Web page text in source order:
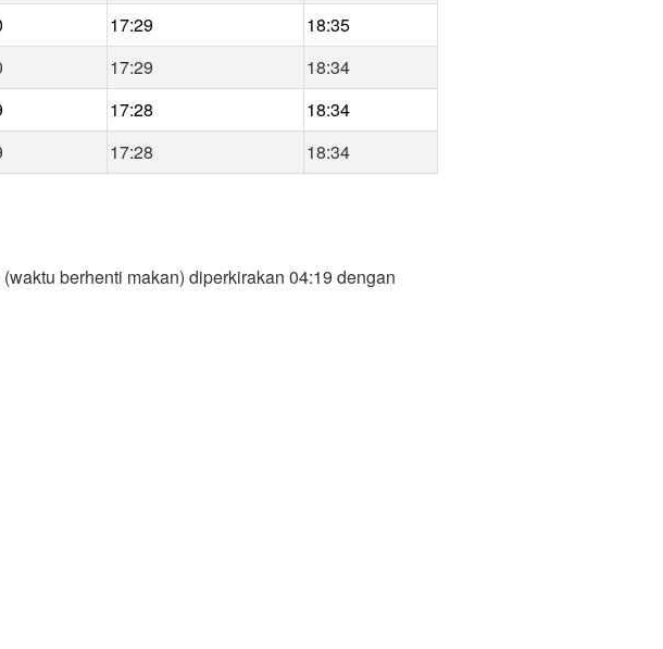
17:29
18:35
17:29
18:34
17:28
18:34
17:28 18:34
(waktu berhenti makan) diperkirakan 04:19 dengan